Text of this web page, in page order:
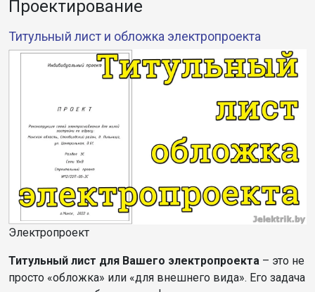
Проектирование
Титульный лист и обложка электропроекта
Электропроект
Титульный лист для Вашего электропроекта – это не
просто «обложка» или «для внешнего вида». Его задача